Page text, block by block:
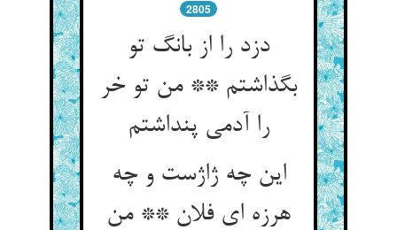
2805
دزد را از بانگ تو
بگذاشتم ** من تو خر
را آدمی پنداشتم‏
این چه ژاژست و چه
هرزه ای فلان ** من